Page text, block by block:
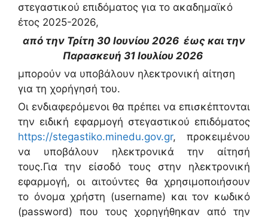
στεγαστικού επιδόματος για το ακαδημαϊκό
έτος 2025-2026,
από την Τρίτη 30 Ιουνίου 2026 έως και την
Παρασκευή 31 Ιουλίου 2026
μπορούν να υποβάλουν ηλεκτρονική αίτηση
για τη χορήγησή του.
Οι ενδιαφερόμενοι θα πρέπει να επισκέπτονται
την ειδική εφαρμογή στεγαστικού επιδόματος
https://stegastiko.minedu.gov.gr, προκειμένου
να υποβάλουν ηλεκτρονικά την αίτησή
τους.Για την είσοδό τους στην ηλεκτρονική
εφαρμογή, οι αιτούντες θα χρησιμοποιήσουν
το όνομα χρήστη (username) και τον κωδικό
(password) που τους χορηγήθηκαν από την